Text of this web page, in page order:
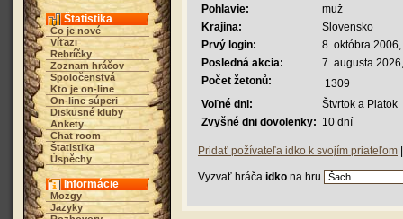
Štatistika
Čo je nové
Víťazi
Rebríčky
Zoznam hráčov
Spoločenstvá
Kto je on-line
On-line súperi
Diskusné kluby
Ankety
Chat room
Štatistika
Úspěchy
Informácie
Mozgy
Jazyky
Pohlavie:
muž
Krajina:
Slovensko
Prvý login:
8. októbra
Posledná akcia:
7. augusta
Počet žetonů:
1309
Voľné dni:
Štvrtok a Piatok
Zvyšné dni dovolenky: 10 dní
Pridať požívateľa idko k svojím priateľom
Vyzvať hráča idko na hru